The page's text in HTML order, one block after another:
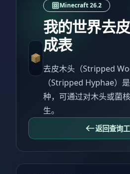
Minecraft 26.2
我的世界去
成表
去皮木头（Stripped
（Stripped Hyphae）
种，可通过对木头或菌
生。
返回查询